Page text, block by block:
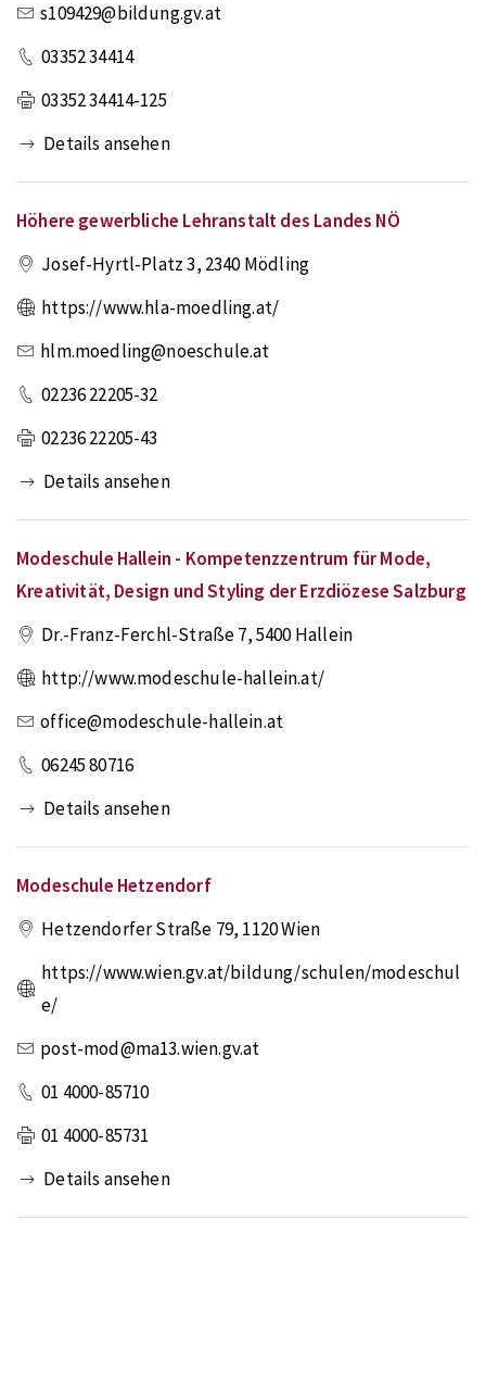
s109429@bildung.gv.at
03352 34414
03352 34414-125
Details ansehen
Höhere gewerbliche Lehranstalt des Landes NÖ
Josef-Hyrtl-Platz 3, 2340Mödling
https://www.hla-moedling.at/
hlm.moedling@noeschule.at
02236 22205-32
02236 22205-43
Details ansehen
Modeschule Hallein - Kompetenzzentrum für Mode,
Kreativität, Design und Styling der Erzdiözese Salzburg
Dr.-Franz-Ferchl-Straße 7,5400Hallein
http://www.modeschule-hallein.at/
office@modeschule-hallein.at
06245 80716
Details ansehen
Modeschule Hetzendorf
Hetzendorfer Straße 79, 1120Wien
https://www.wien.gv.at/bildung/schulen/modeschul
e/
post-mod@ma13.wien.gv.at
01 4000-85710
01 4000-85731
Details ansehen